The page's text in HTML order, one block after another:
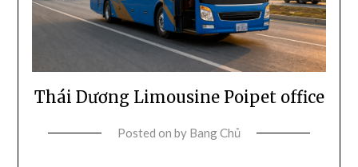
Thái Dương Limousine Poipet office
Posted on by Bang Chủ